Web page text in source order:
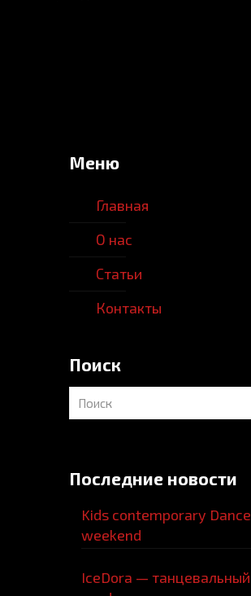
Меню
Главная
О нас
Статьи
Контакты
Поиск
Последние новости
Kids contemporary Dance
weekend
IceDora — танцевальный